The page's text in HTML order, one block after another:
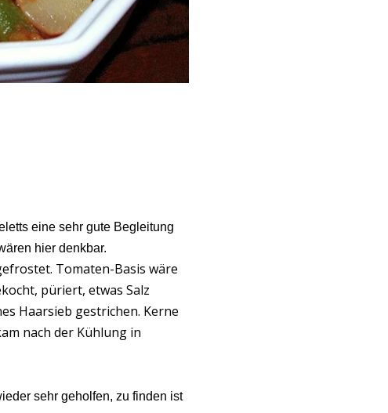
eine sehr gute Begleitung
hier denkbar.
Tomaten-Basis wäre
püriert, etwas Salz
Haarsieb gestrichen. Kerne
nach der Kühlung in
sehr geholfen, zu finden ist